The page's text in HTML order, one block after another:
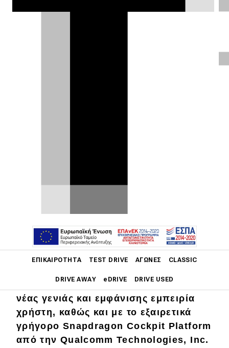
ΕΠΙΚΑΙΡΌΤΗΤΑ TEST DRIVE ΑΓΏΝΕΣ CLASSIC
DRIVE AWAY eDRIVE DRIVE USED
Main navigation
Επικαιρότητα
Νέα μοντέλα
αφορούν τα μοντέλα Volvo XC40, EX40,
H Volvo εξοπλίζει την γκάμα της με
νέας γενιάς και εμφάνισης εμπειρία
χρήστη, καθώς και με το εξαιρετικά
γρήγορο Snapdragon Cockpit Platform
από την Qualcomm Technologies, Inc.